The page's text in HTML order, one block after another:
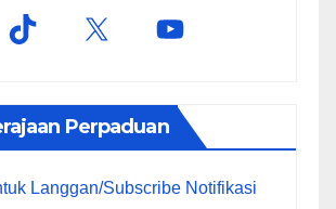
Perpaduan
Langgan/Subscribe Notifikasi